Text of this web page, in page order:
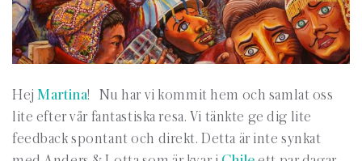
HejMartina! Nu har vi kommit hem och samlat oss
lite efter vår fantastiska resa. Vi tänkte ge dig lite
feedback spontant och direkt. Detta är inte synkat